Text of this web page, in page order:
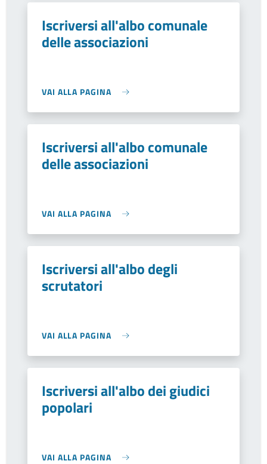
Iscriversi all'albo comunale
delle associazioni
VAI ALLA PAGINA
Iscriversi all'albo comunale
delle associazioni
VAI ALLA PAGINA
Iscriversi all'albo degli
scrutatori
VAI ALLA PAGINA
Iscriversi all'albo dei giudici
popolari
VAI ALLA PAGINA